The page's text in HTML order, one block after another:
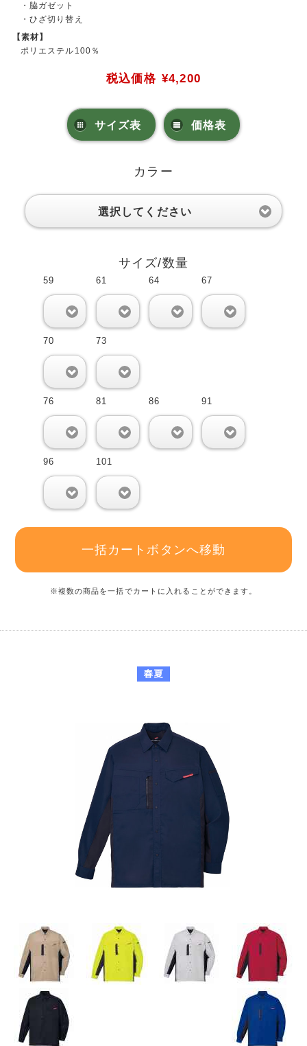
・脇ガゼット
・ひざ切り替え
【素材】
ポリエステル100％
税込価格 ¥4,200
サイズ表 価格表
カラー
選択してください
サイズ/数量
59 61 64 67
70 73
76 81 86 91
96 101
一括カートボタンへ移動
※複数の商品を一括でカートに入れることができます。